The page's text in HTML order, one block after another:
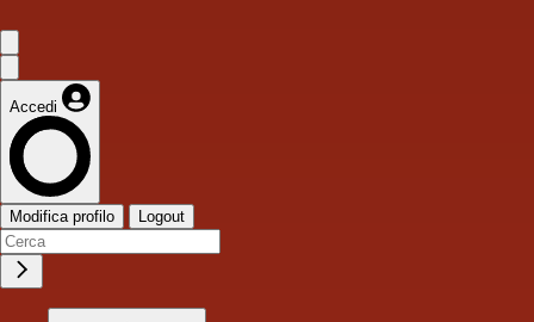
Accedi
Modifica profilo Logout